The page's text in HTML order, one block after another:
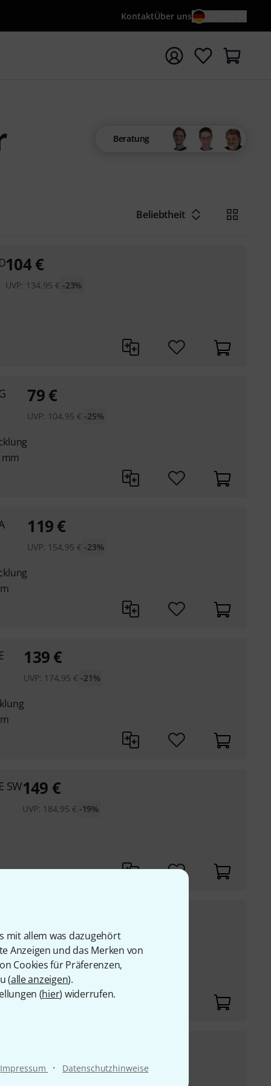
mit allem was dazugehört
Anzeigen und das Merken von
Cookies für Präferenzen,
(alle anzeigen).
(hier) widerrufen.
Impressum · Datenschutzhinweise
KontaktÜber uns
mit Suchwort {searchTerm} starten
Beratung
Beliebtheit
104 €
UVP: 134,95 € -23%
79 €
UVP: 104,95 € -25%
119€
UVP: 154,95 € -23%
139€
UVP: 174,95 € -21%
SW149 €
UVP: 184,95 € -19%
UVP:164,95 € -22%
UVP:74,95 € -27%